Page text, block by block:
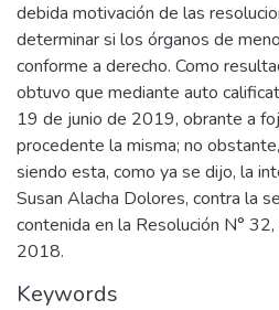
debida motivación de las
determinar si los órganos de
conforme a derecho. Como
obtuvo que mediante auto
19 de junio de 2019, obrante a
procedente la misma; no
siendo esta, como ya se dijo, la
Susan Alacha Dolores, contra la
contenida en la Resolución N°
2018.
Keywords